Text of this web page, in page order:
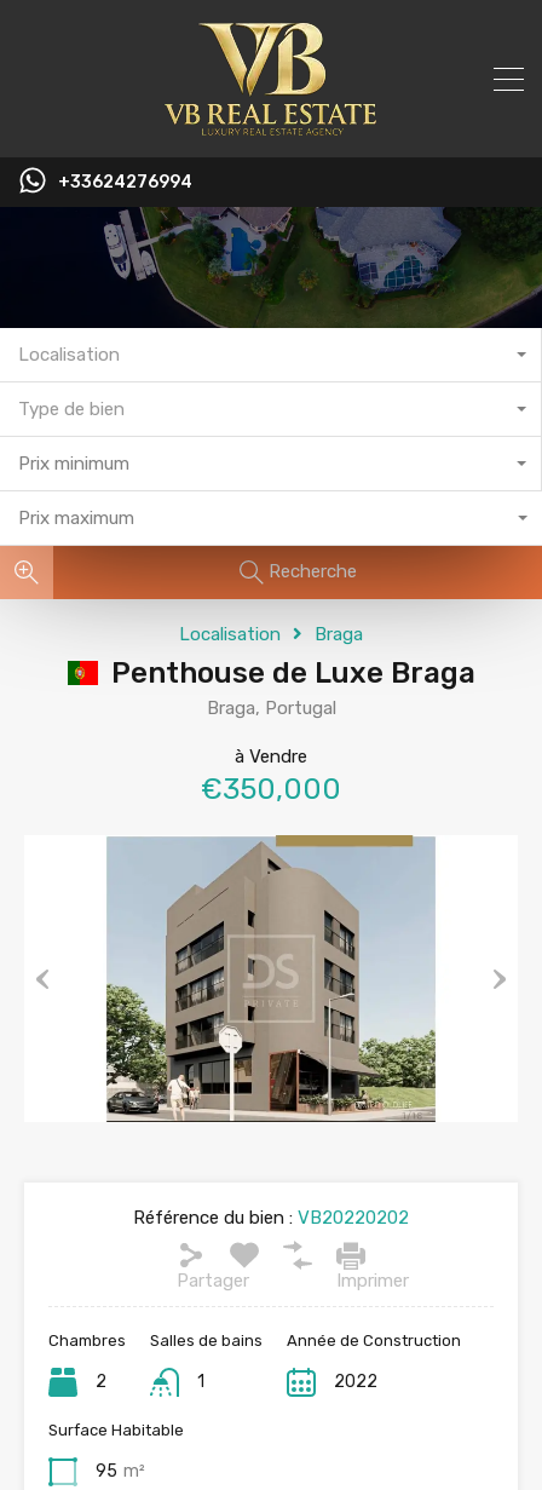
+33624276994
Localisation
Type de bien
Prix minimum
Prix maximum
Recherche
Localisation Braga
Penthouse de Luxe Braga
Braga, Portugal
à Vendre
€350,000
Référence du bien : VB20220202
Partager Imprimer
Chambres
2
Salles de bains
1
Année de Construction
2022
Surface Habitable
95 m²